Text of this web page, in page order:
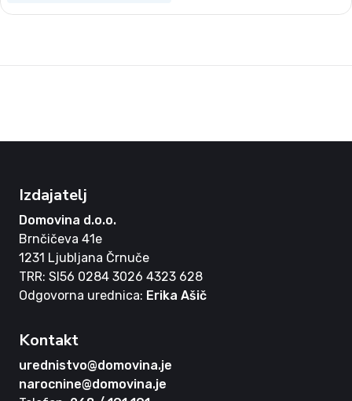
Izdajatelj
Domovina d.o.o.
Brnčičeva 41e
1231 Ljubljana Črnuče
TRR: SI56 0284 3026 4323 628
Odgovorna urednica: Erika Ašič
Kontakt
urednistvo@domovina.je
narocnine@domovina.je